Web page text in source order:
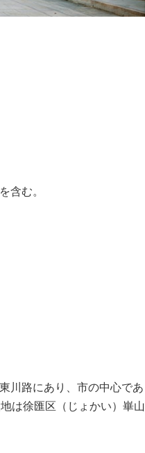
含む。
川路にあり、市の中心であ
は徐匯区（ じょかい）崋山